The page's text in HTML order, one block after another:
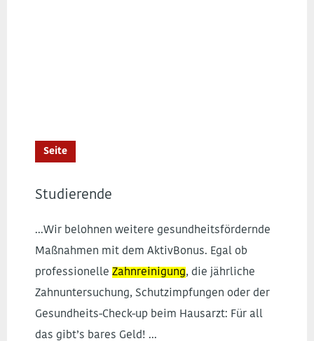
Seite
Studierende
...Wir belohnen weitere gesundheitsfördernde
Maßnahmen mit dem AktivBonus. Egal ob
professionelle Zahnreinigung, die jährliche
Zahnuntersuchung, Schutzimpfungen oder der
Gesundheits-Check-up beim Hausarzt: Für all
das gibt’s bares Geld! ...